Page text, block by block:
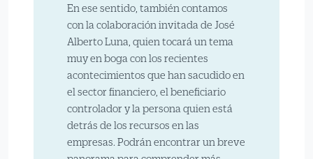
En ese sentido, también contamos
con la colaboración invitada de José
Alberto Luna, quien tocará un tema
muy en boga con los recientes
acontecimientos que han sacudido en
el sector financiero, el beneficiario
controlador y la persona quien está
detrás de los recursos en las
empresas. Podrán encontrar un breve